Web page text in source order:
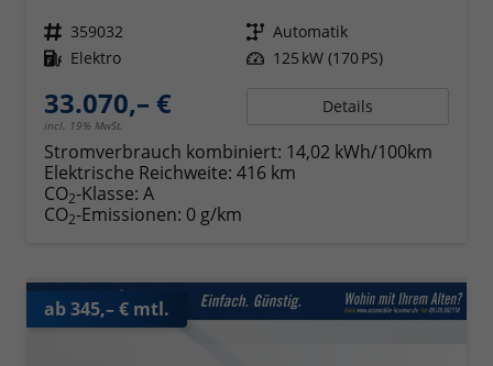
Fahrzeugnr. 359032 Getriebe Automatik
Kraftstoff Elektro Leistung 125 kW (170 PS)
33.070,– €
incl. 19% MwSt.
Details
Stromverbrauch kombiniert: 14,02 kWh/100km
Elektrische Reichweite: 416 km
CO2-Klasse: A
CO2-Emissionen: 0 g/km
ab 345,– € mtl.